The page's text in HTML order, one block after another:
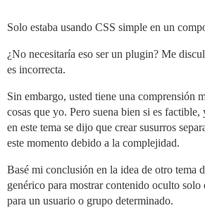
Solo estaba usando CSS simple en un
¿No necesitaría eso ser un plugin? Me
es incorrecta.
Sin embargo, usted tiene una comprensión
cosas que yo. Pero suena bien si es factible,
en este tema se dijo que crear susurros
este momento debido a la complejidad.
Basé mi conclusión en la idea de otro tema
genérico para mostrar contenido oculto solo
para un usuario o grupo determinado.